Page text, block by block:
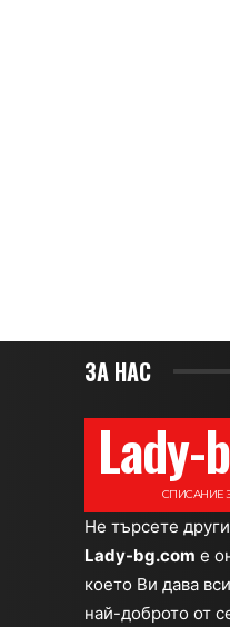
ЗА НАС
Lady-
СПИСАНИЕ
Не търсете
Lady-bg.com e
което Ви дава
най-доброто от